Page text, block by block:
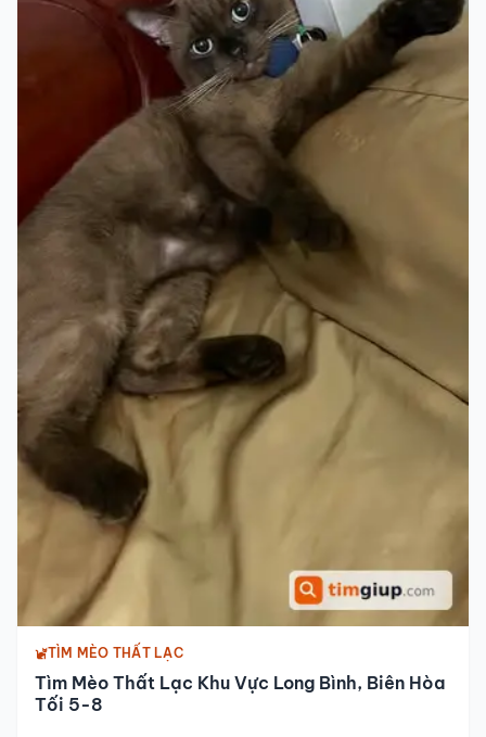
TÌM MÈO THẤT LẠC
Tìm Mèo Thất Lạc Khu Vực Long Bình, Biên Hòa
Tối 5-8